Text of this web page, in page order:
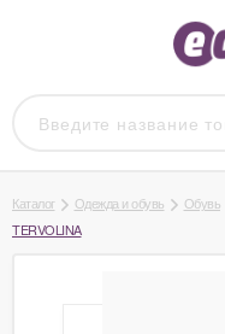
Каталог Одежда и обувь Обувь
TERVOLINA